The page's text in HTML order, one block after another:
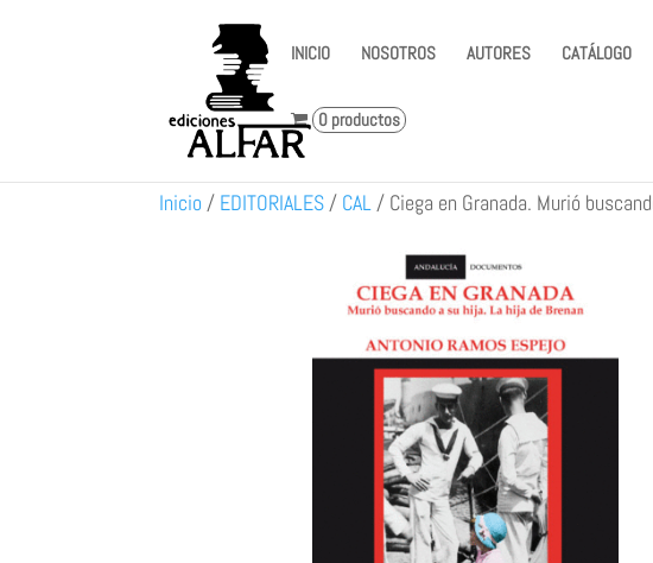
INICIO NOSOTROS AUTORES CATÁLOGO
0 productos
Inicio / EDITORIALES / CAL / Ciega en Granada. Murió